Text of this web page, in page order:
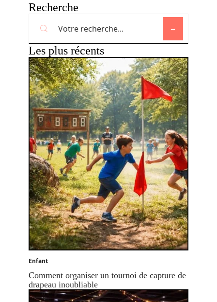
Recherche
Les plus récents
Enfant
Comment organiser un tournoi de capture de
drapeau inoubliable